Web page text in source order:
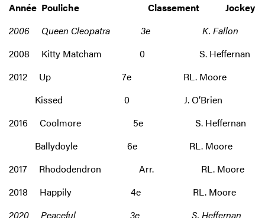
Année Pouliche Classement Jockey
2006 Queen Cleopatra 3e K. Fallon
2008 Kitty Matcham 0 S. Heffernan
2012 Up 7e RL. Moore
Kissed 0 J. O’Brien
2016 Coolmore 5e S. Heffernan
Ballydoyle 6e RL. Moore
2017 Rhododendron Arr. RL. Moore
2018 Happily 4e RL. Moore
2020 Peaceful 3e S. Heffernan